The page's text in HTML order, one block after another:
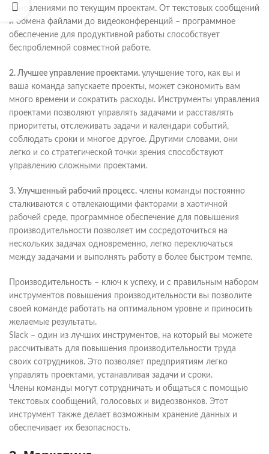
обновлениями по текущим проектам. От текстовых сообщений
и обмена файлами до видеоконференций – программное
обеспечение для продуктивной работы способствует
беспроблемной совместной работе.
2. Лучшее управление проектами. улучшение того, как вы и
ваша команда запускаете проекты, может сэкономить вам
много времени и сократить расходы. Инструменты управления
проектами позволяют управлять задачами и расставлять
приоритеты, отслеживать задачи и календари событий,
соблюдать сроки и многое другое. Другими словами, они
легко и со стратегической точки зрения способствуют
управлению сложными проектами.
3. Улучшенный рабочий процесс. члены команды постоянно
сталкиваются с отвлекающими факторами в хаотичной
рабочей среде, программное обеспечение для повышения
производительности позволяет им сосредоточиться на
нескольких задачах одновременно, легко переключаться
между задачами и выполнять работу в более быстром темпе.
Производительность – ключ к успеху, и с правильным набором
инструментов повышения производительности вы позволите
своей команде работать на оптимальном уровне и приносить
желаемые результаты.
Slack – один из лучших инструментов, на который вы можете
рассчитывать для повышения производительности труда
своих сотрудников. Это позволяет предприятиям легко
управлять проектами, устанавливая задачи и сроки.
Члены команды могут сотрудничать и общаться с помощью
текстовых сообщений, голосовых и видеозвонков. Этот
инструмент также делает возможным хранение данных и
обеспечивает их безопасность.